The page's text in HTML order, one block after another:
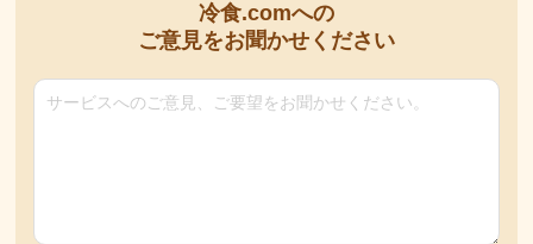
冷食.comへの
ご意見をお聞かせください